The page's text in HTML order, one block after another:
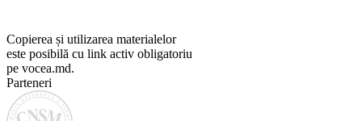
Copierea și utilizarea materialelor
este posibilă cu link activ obligatoriu
pe vocea.md.
Parteneri